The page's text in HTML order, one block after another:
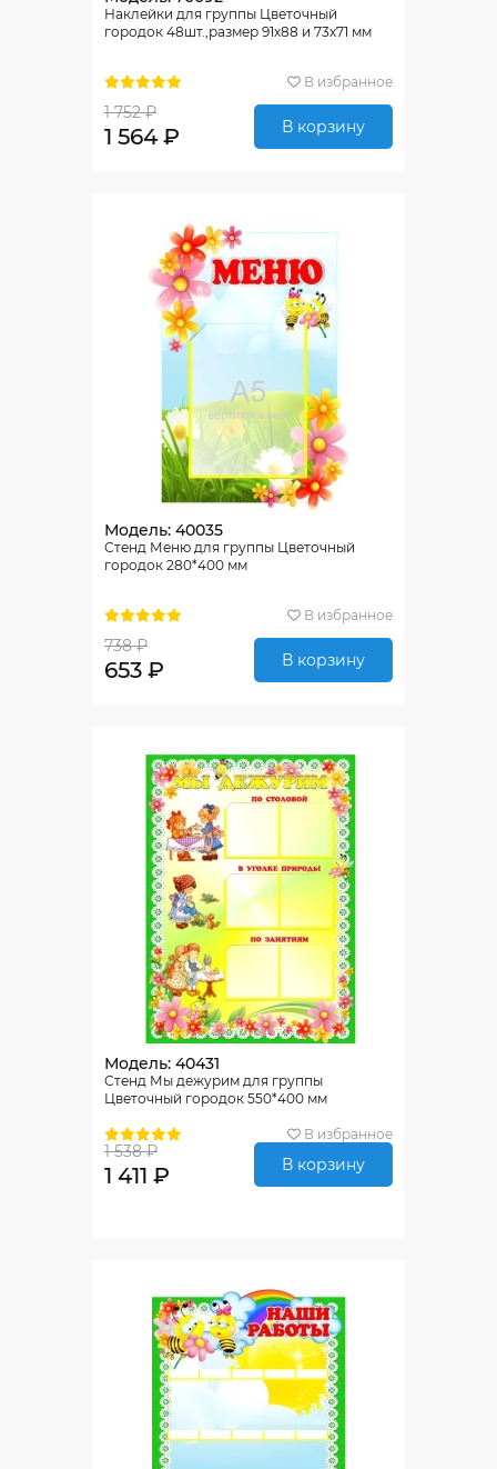
Наклейки для группы Цветочный
городок 48шт.,размер 91х88 и 73х71 мм
В избранное
1 752 ₽
1 564 ₽ В корзину
Модель: 40035
Стенд Меню для группы Цветочный
городок 280*400 мм
В избранное
738 ₽
653 ₽ В корзину
Модель: 40431
Стенд Мы дежурим для группы
Цветочный городок 550*400 мм
В избранное
1 538 ₽
1 411 ₽ В корзину